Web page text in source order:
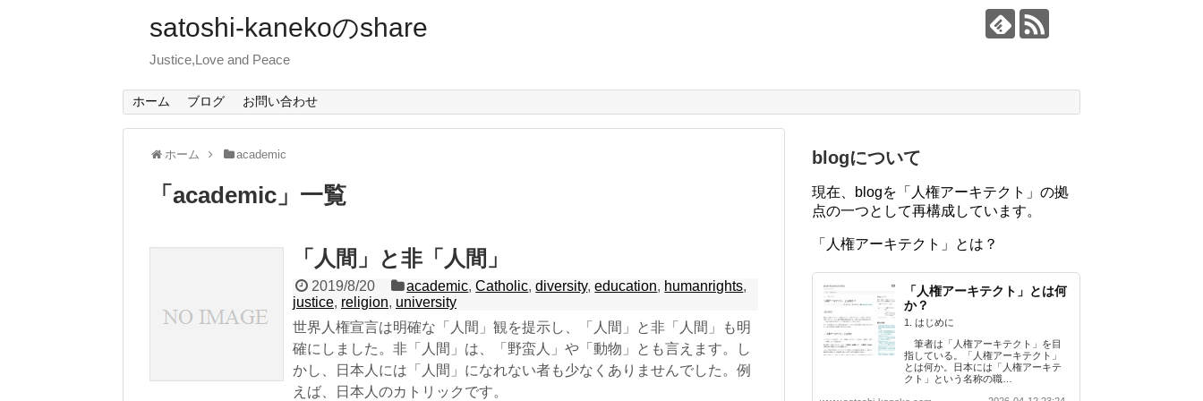
satoshi-kanekoのshare
Justice,Love and Peace
ホーム ブログ お問い合わせ
ホーム academic
「 academic 」 一覧
「人間」と非「人間」
2019/8/20 academic,Catholic,diversity,education, humanrights,
justice, religion, university
世界人権宣言は明確な「人間」観を提示し、「人間」と非「人間」も明
確にしました。非「人間」は、「野蛮人」や「動物」とも言えます。し
かし、日本人には「人間」になれない者も少なくありませんでした。例
えば、日本人のカトリックです。
blogについて
現在、blogを「人権アーキテクト」の拠
点の一つとして再構成しています。
「人権アーキテクト」とは？
「人権アーキテクト」とは何
か？
1. はじめに
筆者は「人権アーキテクト」を目
指している。「人権アーキテクト」
とは何か。日本には「人権アーキテ
クト」という名称の職…